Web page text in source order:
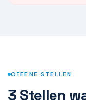
OFFENE STELLEN
3 Stellen